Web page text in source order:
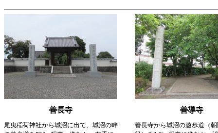
善長寺 善導寺
尾曳稲荷神社から城沼に出て、城沼の畔
善長寺から城沼の遊歩道（